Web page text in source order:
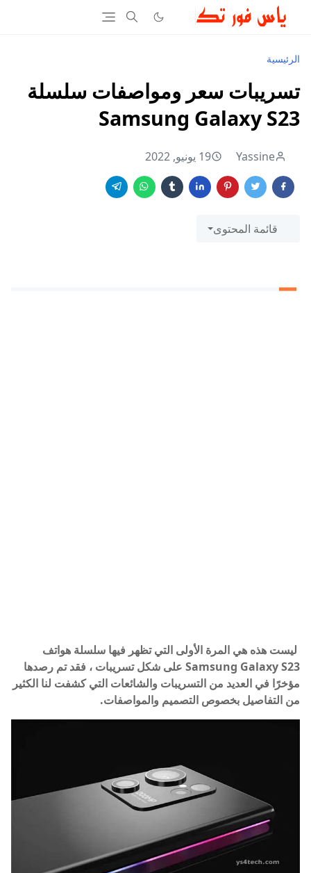
الرئيسية
تسريبات سعر ومواصفات سلسلة
Samsung Galaxy S23
Yassine 19 يونيو, 2022
قائمة المحتوى
ليست هذه هي المرة الأولى التي تظهر فيها سلسلة هواتف
Samsung Galaxy S23 على شكل تسريبات ، فقد تم رصدها
مؤخرًا في العديد من التسريبات والشائعات التي كشفت لنا الكثير
من التفاصيل بخصوص التصميم والمواصفات.